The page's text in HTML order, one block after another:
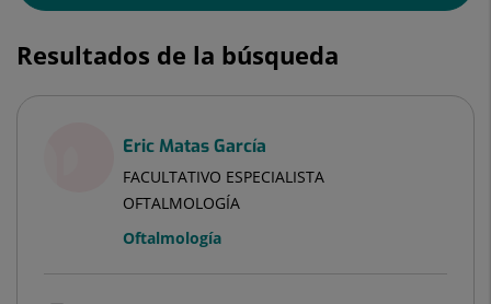
Resultados de la búsqueda
Eric Matas García
FACULTATIVO ESPECIALISTA
OFTALMOLOGÍA
Oftalmología